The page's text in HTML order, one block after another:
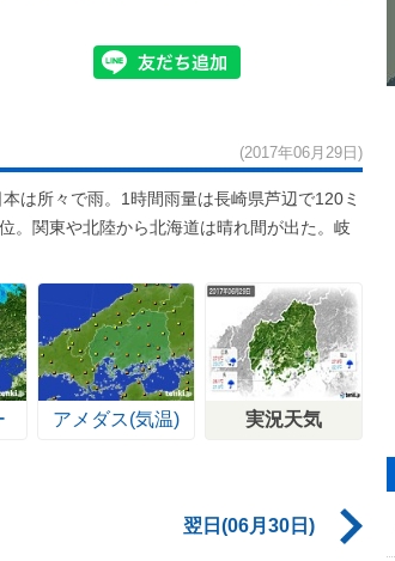
(2017年06月29日)
は所々で雨。1時間雨量は長崎県芦辺で120ミ
。関東や北陸から北海道は晴れ間が出た。岐
アメダス(気温) 実況天気
翌日(06月30日)